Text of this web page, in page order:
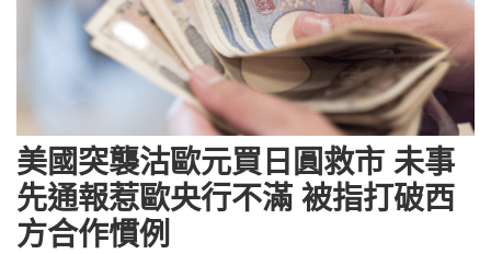
美國突襲沽歐元買日圓救市 未事
先通報惹歐央行不滿 被指打破西
方合作慣例